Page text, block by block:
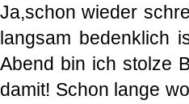
Ja,schon wieder
langsam bedenklich
Abend bin ich stolze
damit! Schon lange